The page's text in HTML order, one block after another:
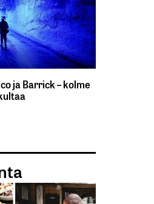
ja Barrick – kolme